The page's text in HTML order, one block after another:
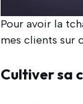
Pour avoir la
mes clients sur
Cultiver sa